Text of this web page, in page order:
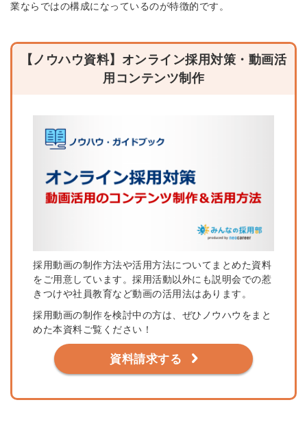
業ならではの構成になっているのが特徴的です。
【ノウハウ資料】オンライン採用対策・動画活
用コンテンツ制作
採用動画の制作方法や活用方法についてまとめた資料
をご用意しています。採用活動以外にも説明会での惹
きつけや社員教育など動画の活用法はあります。
採用動画の制作を検討中の方は、ぜひノウハウをまと
めた本資料ご覧ください！
資料請求する